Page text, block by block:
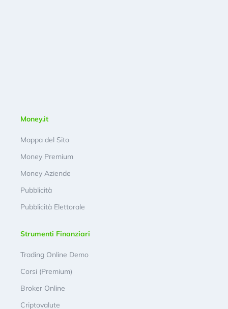
Money.it
Mappa del Sito
Money Premium
Money Aziende
Pubblicità
Pubblicità Elettorale
Strumenti Finanziari
Trading Online Demo
Corsi (Premium)
Broker Online
Criptovalute